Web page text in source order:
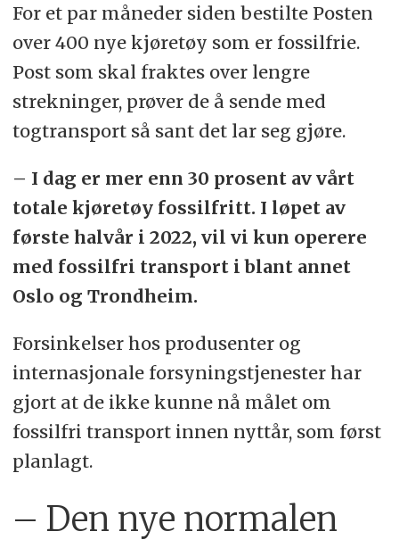
For et par måneder siden bestilte Posten
over 400 nye kjøretøy som er fossilfrie.
Post som skal fraktes over lengre
strekninger, prøver de å sende med
togtransport så sant det lar seg gjøre.
– I dag er mer enn 30 prosent av vårt
totale kjøretøy fossilfritt. I løpet av
første halvår i 2022, vil vi kun operere
med fossilfri transport i blant annet
Oslo og Trondheim.
Forsinkelser hos produsenter og
internasjonale forsyningstjenester har
gjort at de ikke kunne nå målet om
fossilfri transport innen nyttår, som først
planlagt.
– Den nye normalen